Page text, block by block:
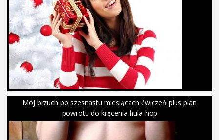
Mój brzuch po szesnastu miesiącach ćwiczeń plus plan
powrotu do kręcenia hula-hop